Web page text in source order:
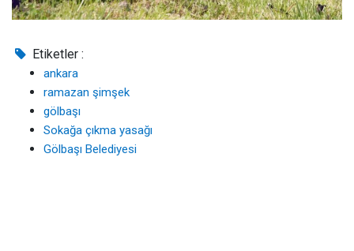
Etiketler :
ankara
ramazan şimşek
gölbaşı
Sokağa çıkma yasağı
Gölbaşı Belediyesi